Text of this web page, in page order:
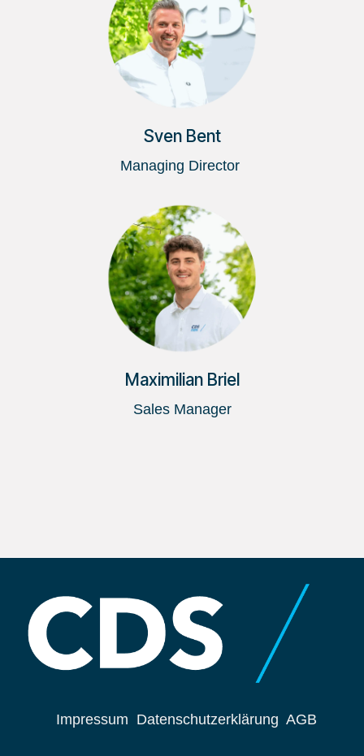
Sven Bent
Managing Director
Maximilian Briel
Sales Manager
Impressum Datenschutzerklärung AGB